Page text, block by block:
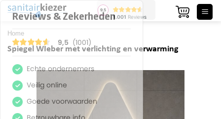
Ga
naar
inhoud
Home
Spiegel WIeber met verlichting en verwarming